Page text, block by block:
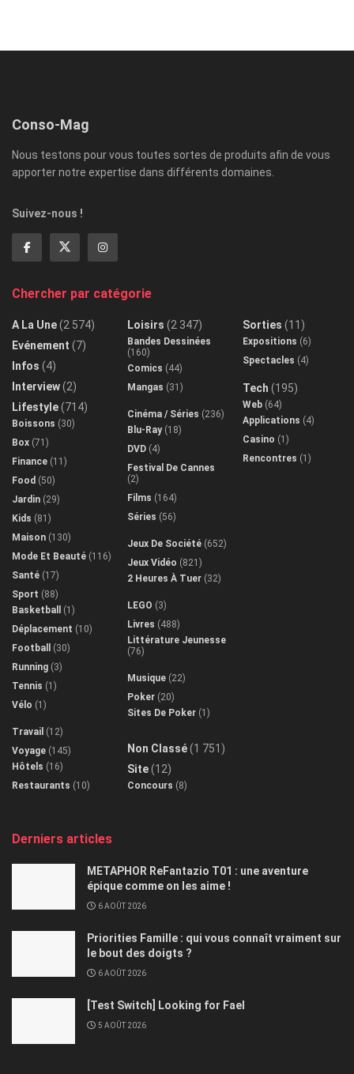
Conso-Mag
Nous testons pour vous toutes sortes de produits afin de vous
apporter notre expertise dans différents domaines.
Suivez-nous !
Chercher par catégorie
A La Une(2 574)
Evénement (7)
Infos (4)
Interview(2)
Lifestyle(714)
Boissons (30)
Box (71)
Finance (11)
Food (50)
Jardin (29)
Kids (81)
Maison (130)
Mode Et Beauté (116)
Santé (17)
Sport (88)
Basketball
(1)
Déplacement (10)
Football
(30)
Running (3)
Tennis (1)
Vélo (1)
Travail (12)
Voyage (145)
Hôtels (16)
Restaurants (10)
Loisirs (2 347)
Bandes Dessinées
(160)
Comics (44)
Mangas (31)
Cinéma / Séries (236)
Blu-Ray(18)
DVD (4)
Festival De Cannes
(2)
Films (164)
Séries (56)
Jeux De Société (652)
Jeux Vidéo (821)
2 Heures À Tuer (32)
LEGO (3)
Livres (488)
Littérature Jeunesse
(76)
Musique (22)
Poker (20)
Sites De Poker (1)
Non Classé(1 751)
Site(12)
Concours (8)
Sorties (11)
Expositions (6)
Spectacles (4)
Tech (195)
Web (64)
Applications (4)
Casino (1)
Rencontres (1)
Derniers articles
METAPHOR ReFantazio T01 : une aventure
épique comme on les aime !
6 AOÛT 2026
Priorities Famille : qui vous connaît vraiment sur
le bout des doigts ?
6 AOÛT 2026
[Test Switch] Looking for Fael
5 AOÛT 2026